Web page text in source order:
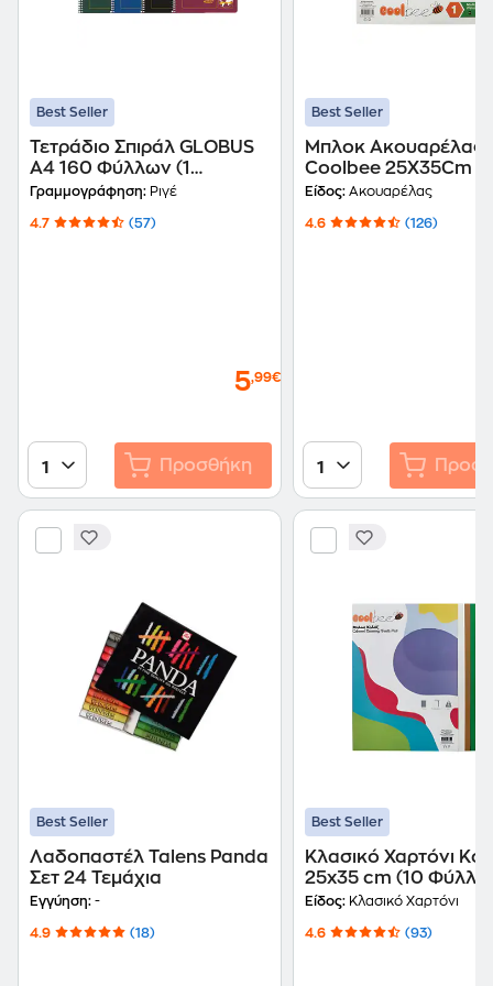
Best Seller
Τετράδιο Σπιράλ GLOBUS
A4 160 Φύλλων (1
Τεμάχιο)
Γραμμογράφηση: Ριγέ
4.7 (57)
5,99€
1 Προσθήκη
Best Seller
Μπλοκ Ακουαρέλας
Coolbee 25X35Cm
12 Φύλλων
Είδος: Ακουαρέλας
4.6 (126)
1
Best Seller
Λαδοπαστέλ Talens Panda
Σετ 24 Τεμάχια
Εγγύηση: -
4.9 (18)
Best Seller
Κλασικό Χαρτόνι
25x35 cm (10
Είδος: Κλασικό Χαρτόνι
4.6 (93)